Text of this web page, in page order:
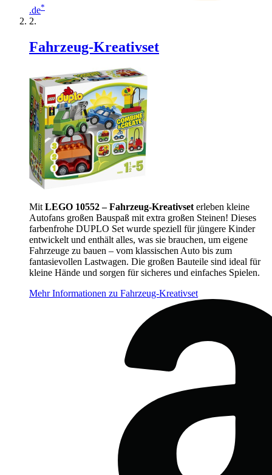
.de*
Fahrzeug-Kreativset
Mit LEGO 10552 – Fahrzeug-Kreativset erleben kleine
Autofans großen Bauspaß mit extra großen Steinen! Dieses
farbenfrohe DUPLO Set wurde speziell für jüngere Kinder
entwickelt und enthält alles, was sie brauchen, um eigene
Fahrzeuge zu bauen – vom klassischen Auto bis zum
fantasievollen Lastwagen. Die großen Bauteile sind ideal für
kleine Hände und sorgen für sicheres und einfaches Spielen.
Mehr Informationen zu Fahrzeug-Kreativset